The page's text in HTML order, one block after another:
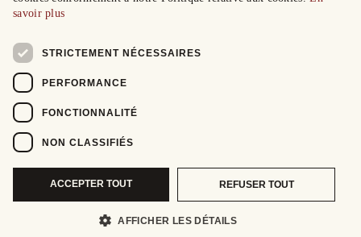
savoir plus
STRICTEMENT NÉCESSAIRES
PERFORMANCE
FONCTIONNALITÉ
NON CLASSIFIÉS
ACCEPTER TOUT REFUSER TOUT
AFFICHER LES DÉTAILS